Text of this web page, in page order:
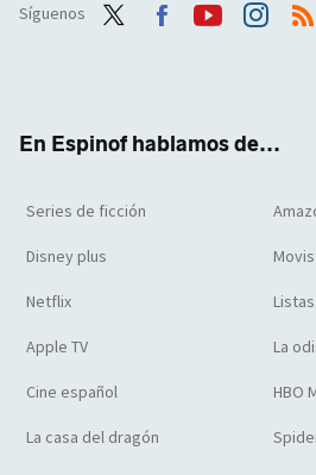
Síguenos
En Espinof hablamos de...
Series de ficción
Disney plus
Netflix Listas
Apple TV La
Cine español HBO
La casa del dragón